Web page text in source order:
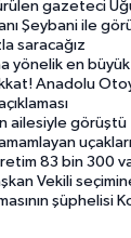
Mumcu’nun ailesi
Şeybani ile
saracağız
yönelik en
Otoyolu'nda
ailesiyle görüştü
uçaklarımız
83 bin 300
Vekili
şüphelisi Koray